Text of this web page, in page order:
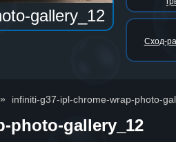
Сход-
gallery_12
» infiniti-g37-ipl-chrome-wrap-photo-
photo-gallery_12